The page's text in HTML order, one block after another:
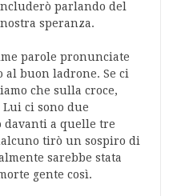
parlando del
speranza.
parole pronunciate
al buon ladrone. Se ci
che sulla croce,
Lui ci sono due
davanti a quelle tre
tirò un sospiro di
sarebbe stata
gente così.